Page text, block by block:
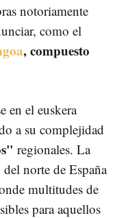
notoriamente
como el
, compuesto
en el euskera
a su complejidad
regionales. La
norte de España
multitudes de
para aquellos